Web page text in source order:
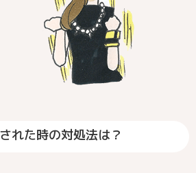
れた時の対処法は？